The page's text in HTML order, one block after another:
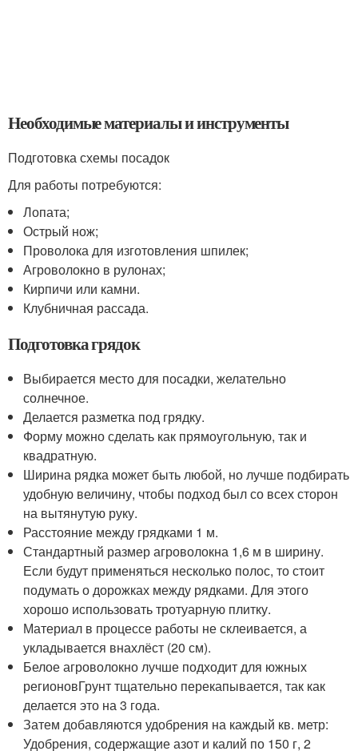
Необходимые материалы и инструменты
Подготовка схемы посадок
Для работы потребуются:
Лопата;
Острый нож;
Проволока для изготовления шпилек;
Агроволокно в рулонах;
Кирпичи или камни.
Клубничная рассада.
Подготовка грядок
Выбирается место для посадки, желательно
солнечное.
Делается разметка под грядку.
Форму можно сделать как прямоугольную, так и
квадратную.
Ширина рядка может быть любой, но лучше подбирать
удобную величину, чтобы подход был со всех сторон
на вытянутую руку.
Расстояние между грядками 1 м.
Стандартный размер агроволокна 1,6 м в ширину.
Если будут применяться несколько полос, то стоит
подумать о дорожках между рядками. Для этого
хорошо использовать тротуарную плитку.
Материал в процессе работы не склеивается, а
укладывается внахлёст (20 см).
Белое агроволокно лучше подходит для южных
регионовГрунт тщательно перекапывается, так как
делается это на 3 года.
Затем добавляются удобрения на каждый кв. метр:
Удобрения, содержащие азот и калий по 150 г, 2